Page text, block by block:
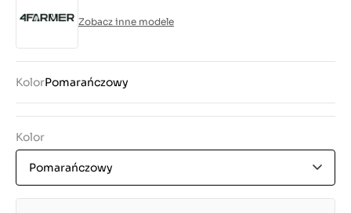
Zobacz inne modele
KolorPomarańczowy
Kolor
Pomarańczowy